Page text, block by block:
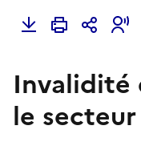
Invalidité
le